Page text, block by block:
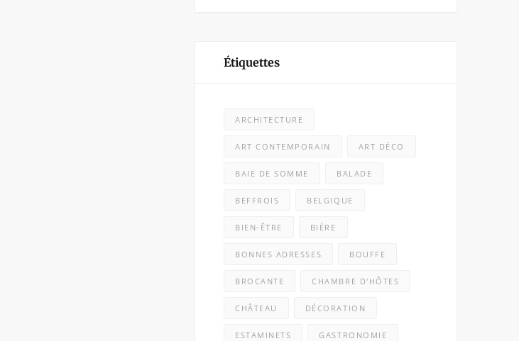
Étiquettes
ARCHITECTURE
ART CONTEMPORAIN ART DÉCO
BAIE DE SOMME BALADE
BEFFROIS BELGIQUE
BIEN-ÊTRE BIÈRE
BONNES ADRESSES BOUFFE
BROCANTE CHAMBRE D'HÔTES
CHÂTEAU DÉCORATION
ESTAMINETS GASTRONOMIE